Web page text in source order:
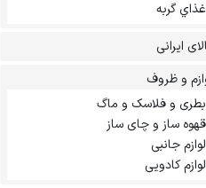
غذاي گربه
ایرانی
و ظروف
بطری و فلاسک و ماگ
قهوه ساز و چای ساز
لوازم جانبی
لوازم کادویی